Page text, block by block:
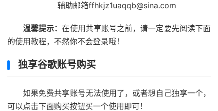
辅助邮箱ffhkjz1uaqqb@sina.com
温馨提示：在使用共享账号之前，请一定要先阅读下面
的使用教程，不然你不会登录哦！
独享谷歌账号购买
如果免费共享账号无法使用了，或者想自己独享一个，
可以点击下面购买按钮买一个使用即可！